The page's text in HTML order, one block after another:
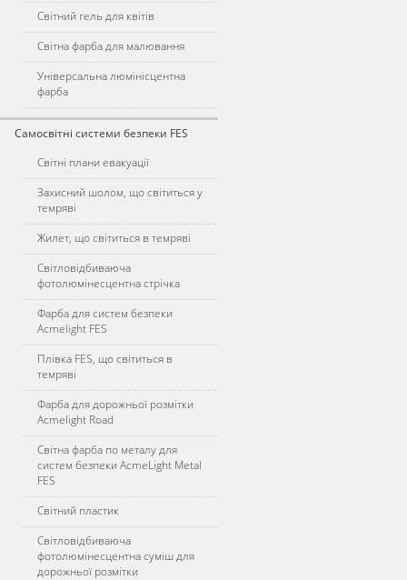
Світний гель для квітів
Світна фарба для малювання
Універсальна люмінісцентна
фарба
Самосвітні системи безпеки FES
Світні плани евакуації
Захисний шолом, що світиться у
темряві
Жилет, що світиться в темряві
Світловідбиваюча
фотолюмінесцентна стрічка
Фарба для систем безпеки
Acmelight FES
Плівка FES, що світиться в
темряві
Фарба для дорожньої розмітки
Acmelight Road
Світна фарба по металу для
систем безпеки AcmeLight Metal
FES
Світний пластик
Світловідбиваюча
фотолюмінесцентна суміш для
дорожньої розмітки